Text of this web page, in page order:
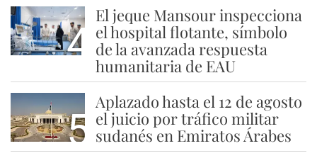
4
El jeque Mansour inspecciona
el hospital flotante, símbolo
de la avanzada respuesta
humanitaria de EAU
5
Aplazado hasta el 12 de agosto
el juicio por tráfico militar
sudanés en Emiratos Árabes